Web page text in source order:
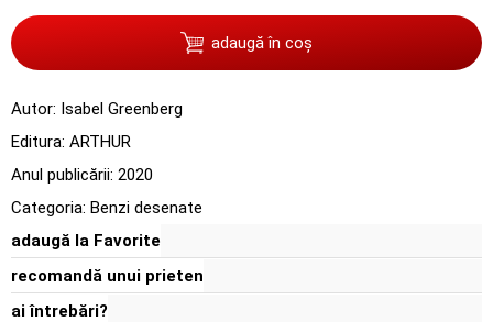
adaugă în coș
Autor: Isabel Greenberg
Editura: ARTHUR
Anul publicării: 2020
Categoria: Benzi desenate
adaugă la Favorite
recomandă unui prieten
ai întrebări?